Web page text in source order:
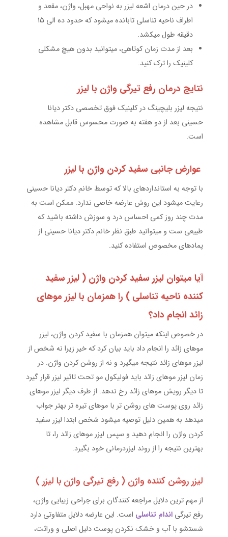
در حین درمان اشعه لیزر به نواحی مهبل، واژن، مقعد و
اطراف ناحیه تناسلی تابانده میشود که حدود ده الى 15
دقیقه طول میکشد.
بعد از مدت زمان کوتاهی، میتوانید بدون هیچ مشکلی
کلینیک را ترک کنید.
نتایج درمان رفع تیرگی واژن با لیزر
نتیجه لیزر بلیچینگ در کلینیک فوق تخصصی دکتر دیانا
حسینی بعد از دو هفته به صورت محسوس قابل مشاهده
است.
عوارض جانبی سفید کردن واژن با لیزر
با توجه به استانداردهای بالا که توسط خانم دکتر دیانا حسینی
رعایت میشود این روش عارضه خاصی ندارد. ممکن است به
مدت چند روز کمی احساس درد و سوزش داشته باشید که
طبیعی ست و میتوانید طبق نظر خانم دکتر دیانا حسینی از
پمادهای مخصوص استفاده کنید.
آیا میتوان لیزر سفید کردن واژن ( لیزر سفید
کننده ناحیه تناسلی ) را همزمان با لیزر موهای
زائد انجام داد؟
در خصوص اینکه میتوان همزمان با سفید کردن واژن، لیزر
موهای زائد را انجام داد باید بیان کرد که خیر زیرا نه شخص از
لیزر موهای زائد نتیجه میگیرد و نه از روشن کردن واژن. در
زمان لیزر موهای زائد باید فولیکول مو تحت تاثیر لیزر قرار گیرد
تا دیگر رویش موهای زائد رخ ندهد. از طرف دیگر لیزر موهای
زائد روی پوست های روشن تر با موهای تیره تر بهتر جواب
میدهد به همین دلیل توصیه میشود شخص ابتدا لیزر سفید
کردن واژن را انجام دهید و سپس لیزر موهای زائد را، تا
بهترین نتیجه را از روند لیزردرمانی خود بگیرد.
لیزر روشن کننده واژن ( رفع تیرگی واژن با لیزر )
از مهم ترین دلایل مراجعه کنندگان برای جراحی زیبایی واژن،
رفع تیرگی اندام تناسلی است. این عارضه دلایل متفاوتی دارد
شستشو با آب و خشک نکردن پوست دلیل اصلی و وراثت،